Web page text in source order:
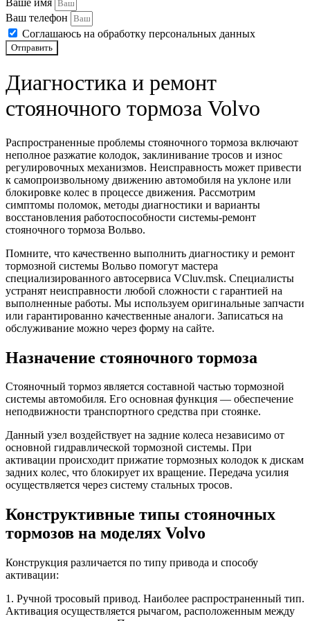
Ремонт блока цилиндров двигателя автомобиля Volvo
Ремонт актуатора турбины Вольво
Капитальный ремонт двигателя Вольво
Защита картера двигателя Вольво
Прошивка брелоков и восстановление ключа Вольво
Ремонт пневмоподвески Вольво и системы активного шасси
Отключение EGR, заднего датчика кислорода/лямбда зонда для
Ремонт приборной панели Вольво
Ремонт блока управления люком и панорамной крышей Вольво
Ремонт центрального замка, системы централизованного запирания
автомобиля Вольво
Ремонт блока управления вентилятором охлаждения двигателя
Ремонт блока управления и насоса Haldex Вольво
Ремонт электронных блоков ABS Вольво
Диагностика систем ABS и DSTC Вольво
Клонирование, прошивка и ремонт блоков управления Вольво
Диагностика, ремонт проводки Вольво
Замена турбины двигателя Вольво
Ваш телефон
Соглашаюсь на обработку персональных данных
Отправить
Диагностика и ремонт
стояночного тормоза Volvo
Распространенные проблемы стояночного тормоза включают
неполное разжатие колодок, заклинивание тросов и износ
регулировочных механизмов. Неисправность может привести
к самопроизвольному движению автомобиля на уклоне или
блокировке колес в процессе движения. Рассмотрим
симптомы поломок, методы диагностики и варианты
восстановления работоспособности системы-ремонт
стояночного тормоза Вольво.
Помните, что качественно выполнить диагностику и ремонт
тормозной системы Вольво помогут мастера
специализированного автосервиса VCluv.msk. Специалисты
устранят неисправности любой сложности с гарантией на
выполненные работы. Мы используем оригинальные запчасти
или гарантированно качественные аналоги. Записаться на
обслуживание можно через форму на сайте.
Назначение стояночного тормоза
Стояночный тормоз является составной частью тормозной
системы автомобиля. Его основная функция — обеспечение
неподвижности транспортного средства при стоянке.
Данный узел воздействует на задние колеса независимо от
основной гидравлической тормозной системы. При
активации происходит прижатие тормозных колодок к дискам
задних колес, что блокирует их вращение. Передача усилия
осуществляется через систему стальных тросов.
Конструктивные типы стояночных
тормозов на моделях Volvo
Конструкция различается по типу привода и способу
активации:
1. Ручной тросовый привод. Наиболее распространенный тип.
Активация осуществляется рычагом, расположенным между